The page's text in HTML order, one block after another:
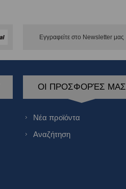
Εγγραφείτε στο Νewsletter μας
ΟΙ ΠΡΟΣΦΟΡΈΣ ΜΑΣ
Νέα προϊόντα
Αναζήτηση